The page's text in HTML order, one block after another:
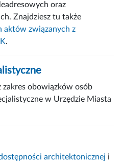
oraz
Znajdziesz tu także
aktów związanych z
.
zakres obowiązków osób
w Urzędzie Miasta
architektonicznej i